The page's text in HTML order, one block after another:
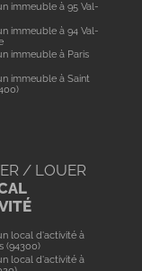
immeuble à 95 Val-
immeuble à 94 Val-
immeuble à Paris
immeuble à Saint
/ LOUER
local d'activité à
(94300)
local d'activité à